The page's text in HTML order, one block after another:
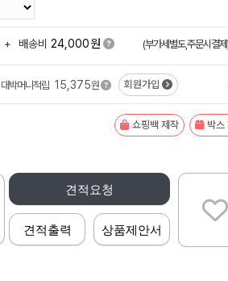
+ 배송비 24,000원 (부가세별도,주문시결
대박머니적립 15,375원 회원가입
쇼핑백 제작 박스
견적요청
견적출력 상품제안서